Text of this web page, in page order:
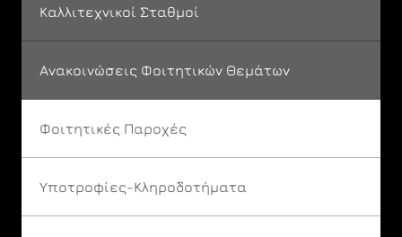
Καλλιτεχνικοί Σταθμοί
Ανακοινώσεις Φοιτητικών Θεμάτων
Φοιτητικές Παροχές
Υποτροφίες-Κληροδοτήματα